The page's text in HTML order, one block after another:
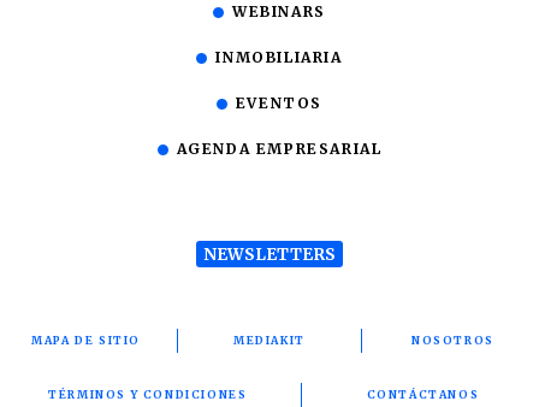
WEBINARS
INMOBILIARIA
EVENTOS
AGENDA EMPRESARIAL
NEWSLETTERS
MAPA DE SITIO MEDIAKIT NOSOTROS
TÉRMINOS Y CONDICIONES CONTÁCTANOS